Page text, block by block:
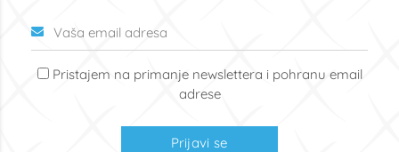
Pristajem na primanje newslettera i pohranu email
adrese
Prijavi se